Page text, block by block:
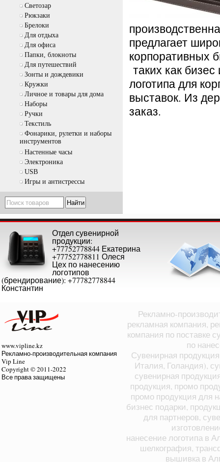
Светозар
Рюкзаки
Брелоки
Для отдыха
Для офиса
Папки, блокноты
Для путешествий
Зонты и дождевики
Кружки
Личное и товары для дома
Наборы
Ручки
Текстиль
Фонарики, рулетки и наборы
инструментов
Настенные часы
Электроника
USB
Игры и антистрессы
предлагает
корпоративных
таких как
логотипа для
выставок. Из
заказ.
Отдел сувенирной
продукции:
+77752778844 Екатерина
+77752778811 Олеся
Цех по нанесению
логотипов
(брендирование): +77782778844
Константин
www.vipline.kz
Рекламно-производительная компания
Vip Line
Copyright © 2011-2022
Все права защищены
Рекламно-
рекламная компания,
компания по поставке
по
Сувенирная
Италия, Голандия),
сувенирная
продукция, промо
промо продукция для
бизнес подарки,
для партнеров,
нанесение логотипа в
шелкография,
вышивка в